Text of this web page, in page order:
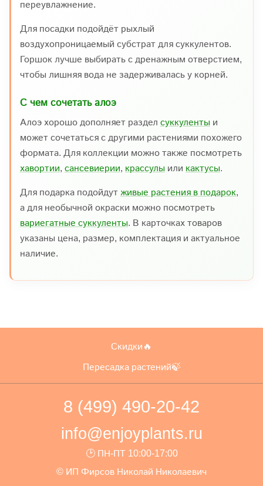
переувлажнение.
Для посадки подойдёт рыхлый
воздухопроницаемый субстрат для суккулентов.
Горшок лучше выбирать с дренажным отверстием,
чтобы лишняя вода не задерживалась у корней.
С чем сочетать алоэ
Алоэ хорошо дополняет раздел суккуленты и
может сочетаться с другими растениями похожего
формата. Для коллекции можно также посмотреть
хавортии, сансевиерии, крассулы или кактусы.
Для подарка подойдут живые растения в подарок,
а для необычной окраски можно посмотреть
вариегатные суккуленты. В карточках товаров
указаны цена, размер, комплектация и актуальное
наличие.
Скидки🔥
Пересадка растений🍃
8 (499) 490-20-42
info@enjoyplants.ru
🕑 ПН-ПТ 10:00-17:00
© ИП Фирсов Николай Николаевич